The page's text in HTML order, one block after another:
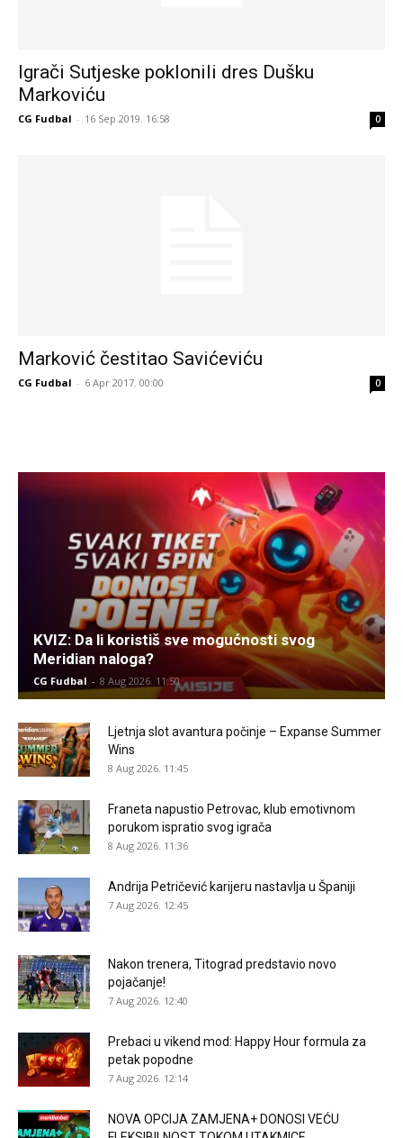
Igrači Sutjeske poklonili dres Dušku
Markoviću
CG Fudbal - 16 Sep 2019. 16:58 0
Marković čestitao Savićeviću
CG Fudbal - 6 Apr 2017. 00:00 0
KVIZ: Da li koristiš sve mogućnosti svog
Meridian naloga?
CG Fudbal - 8 Aug 2026. 11:50
Ljetnja slot avantura počinje – Expanse Summer
Wins
8 Aug 2026. 11:45
Franeta napustio Petrovac, klub emotivnom
porukom ispratio svog igrača
8 Aug 2026. 11:36
Andrija Petričević karijeru nastavlja u Španiji
7 Aug 2026. 12:45
Nakon trenera, Titograd predstavio novo
pojačanje!
7 Aug 2026. 12:40
Prebaci u vikend mod: Happy Hour formula za
petak popodne
7 Aug 2026. 12:14
NOVA OPCIJA ZAMJENA+ DONOSI VEĆU